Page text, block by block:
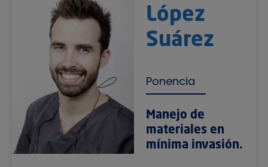
López
Suárez
Ponencia
Manejo de
materiales en
mínima invasión.